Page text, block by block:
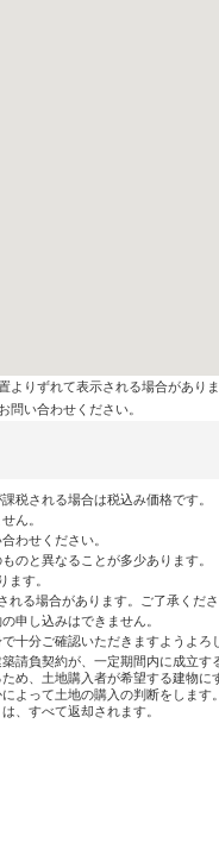
りずれて表示される場合がありま
問い合わせください。
税される場合は税込み価格です。
ん。
わせください。
のと異なることが多少あります。
ます。
る場合があります。ご了承くださ
申し込みはできません。
十分ご確認いただきますようよろ
請負契約が、一定期間内に成立す
め、土地購入者が希望する建物
よって土地の購入の判断をしま
、すべて返却されます。